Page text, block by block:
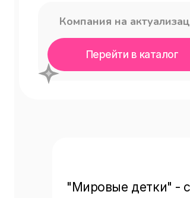
Компания на
Перейти в каталог
"Мировые детки" -